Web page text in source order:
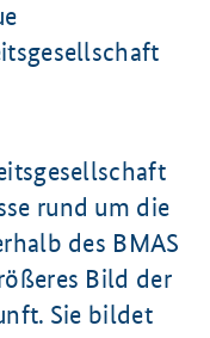
rund um die
des BMAS
Bild der
Sie bildet